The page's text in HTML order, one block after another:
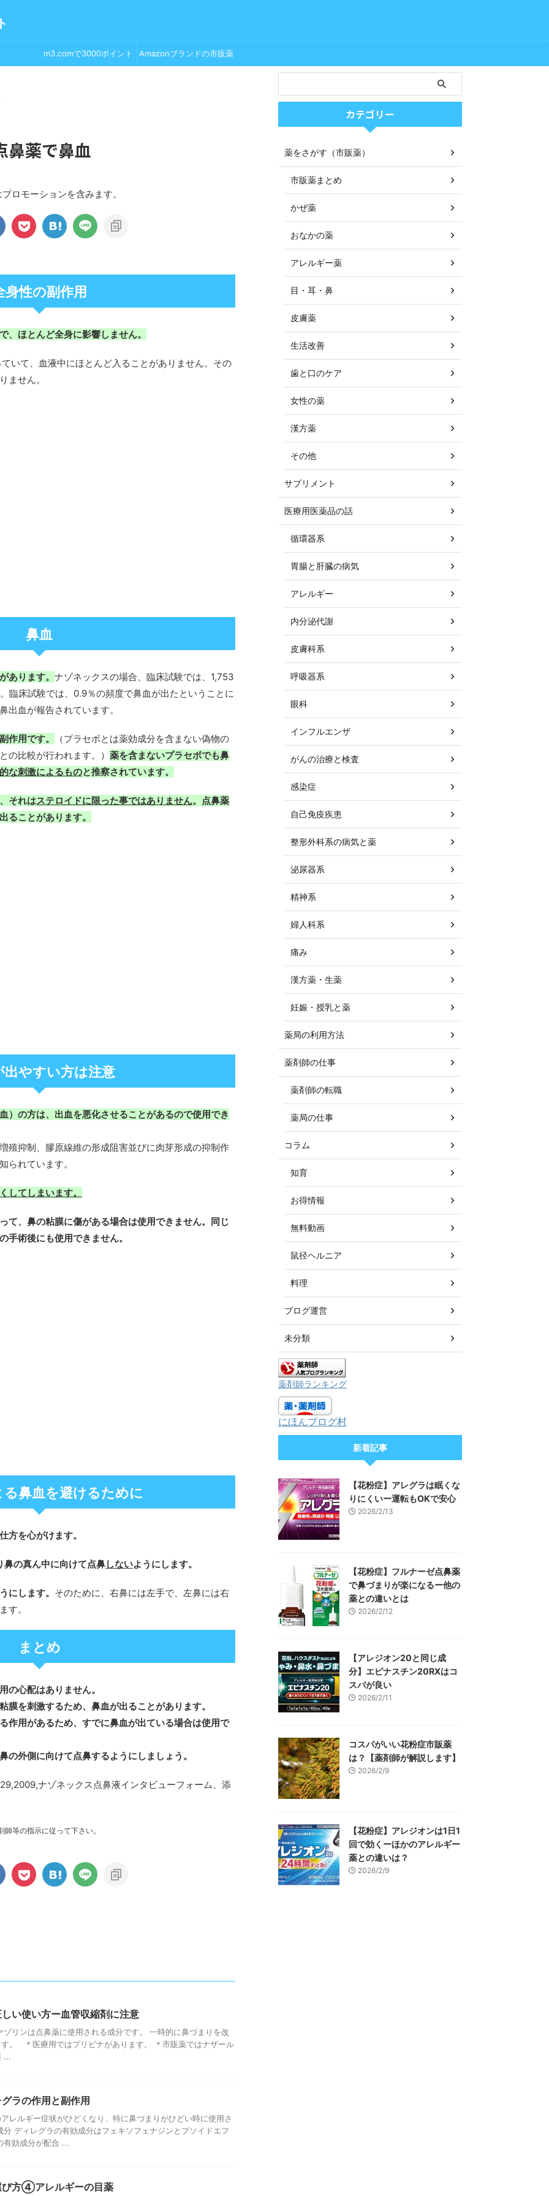
m3.comで3000ポイント Amazonブランドの市販薬
鼻薬で鼻血
ロモーションを含みます。
身性の副作用
、ほとんど全身に影響しません。
いて、血液中にほとんど入ることがありません。その
ません。
鼻血
あります。 ナゾネックスの場合、臨床試験では、1,753
臨床試験では、0.9％の頻度で鼻血が出たということに
出血が報告されています。
作用です。
（プラセボとは薬効成分を含まない偽物の
の比較が行われます。） 薬を含まないプラセボでも鼻
な刺激によるものと推察されています。
それはステロイドに限った事ではありません。点鼻薬
ることがあります。
出やすい方は注意
）の方は、出血を悪化させることがあるので使用でき
殖抑制、膠原線維の形成阻害並びに肉芽形成の抑制作
られています。
してしまいます。
て、鼻の粘膜に傷がある場合は使用できません。同じ
手術後にも使用できません。
鼻血を避けるために
方を心がけます。
鼻の真ん中に向けて点鼻しないようにします。
にします。 そのために、右鼻には左手で、左鼻には右
す。
まとめ
の心配はありません。
膜を刺激するため、鼻血が出ることがあります。
作用があるため、すでに鼻血が出ている場合は使用で
の外側に向けて点鼻するようにしましょう。
ナゾネックス点鼻液インタビューフォーム、添
等の指示に従って下さい。
い使い方ー血管収縮剤に注意
リンは点鼻薬に使用される成分です。 一時的に鼻づまりを改
。 ＊医療用ではプリビナがあります。 ＊市販薬ではナザール
...
ラの作用と副作用
レルギー症状がひどくなり、特に鼻づまりがひどい時に使用さ
ディレグラの有効成分はフェキソフェナジンとプソイドエフ
有効成分が配合 ...
び方④アレルギーの目薬
カテゴリー
薬をさがす（市販薬）
市販薬まとめ
かぜ薬
おなかの薬
アレルギー薬
目・耳・鼻
皮膚薬
生活改善
歯と口のケア
女性の薬
漢方薬
その他
サプリメント
医療用医薬品の話
循環器系
胃腸と肝臓の病気
アレルギー
内分泌代謝
皮膚科系
呼吸器系
眼科
インフルエンザ
がんの治療と検査
感染症
自己免疫疾患
整形外科系の病気と薬
泌尿器系
精神系
婦人科系
痛み
漢方薬・生薬
妊娠・授乳と薬
薬局の利用方法
薬剤師の仕事
薬剤師の転職
薬局の仕事
コラム
知育
お得情報
無料動画
鼠径ヘルニア
料理
ブログ運営
未分類
薬剤師ランキング
にほんブログ村
新着記事
【花粉症】アレグラは眠くな
りにくいー運転もOKで安心
2026/2/13
【花粉症】フルナーゼ点鼻薬
で鼻づまりが楽になるー他の
薬との違いとは
2026/2/12
【アレジオン20と同じ成
分】エピナスチン20RXはコ
スパが良い
2026/2/11
コスパがいい花粉症市販薬
は？【薬剤師が解説します】
2026/2/9
【花粉症】アレジオンは1日1
回で効くーほかのアレルギー
薬との違いは？
2026/2/9